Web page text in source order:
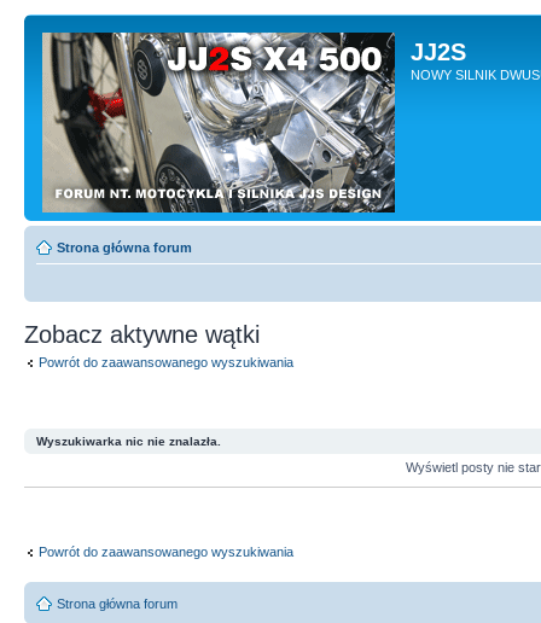
JJ2S
NOWY SILNIK
Strona główna forum
Zobacz aktywne wątki
Powrót do zaawansowanego wyszukiwania
Wyszukiwarka nic nie znalazła.
Wyświetl posty nie
Powrót do zaawansowanego wyszukiwania
Strona główna forum